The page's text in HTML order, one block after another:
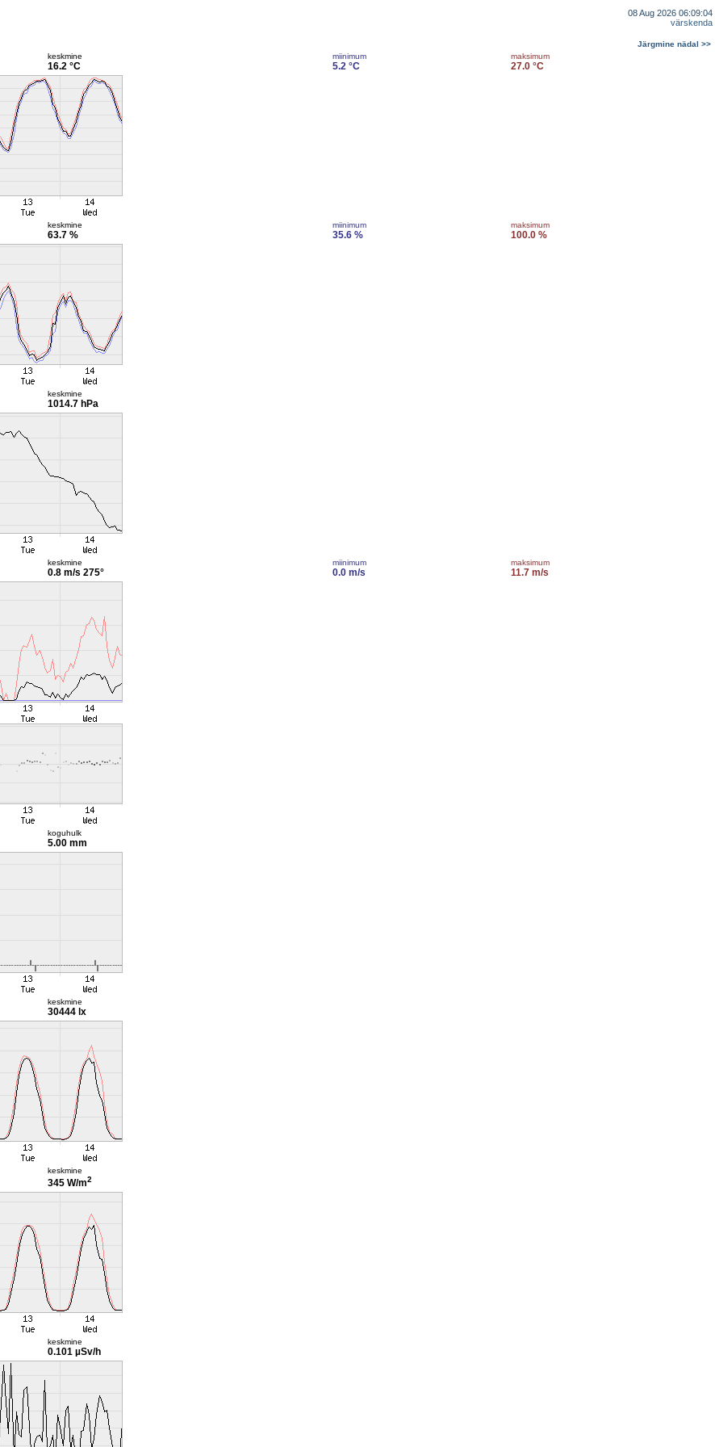
08 Aug 2026 06:09:04
värskenda
Järgmine nädal >>
keskmine
16.2 °C
miinimum
5.2 °C
maksimum
27.0 °C
keskmine
63.7 %
miinimum
35.6 %
maksimum
100.0 %
keskmine
1014.7 hPa
keskmine
0.8 m/s 275°
miinimum
0.0 m/s
maksimum
11.7 m/s
koguhulk
5.00 mm
keskmine
30444 lx
keskmine
345 W/m2
keskmine
0.101 µSv/h